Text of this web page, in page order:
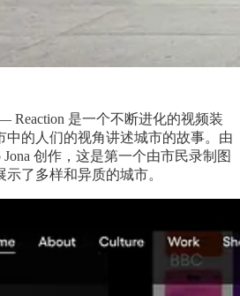
Reaction 是一个不断进化的视频装
中的人们的视角讲述城市的故事。由
创作，这是第一个由市民录制图
了多样和异质的城市。